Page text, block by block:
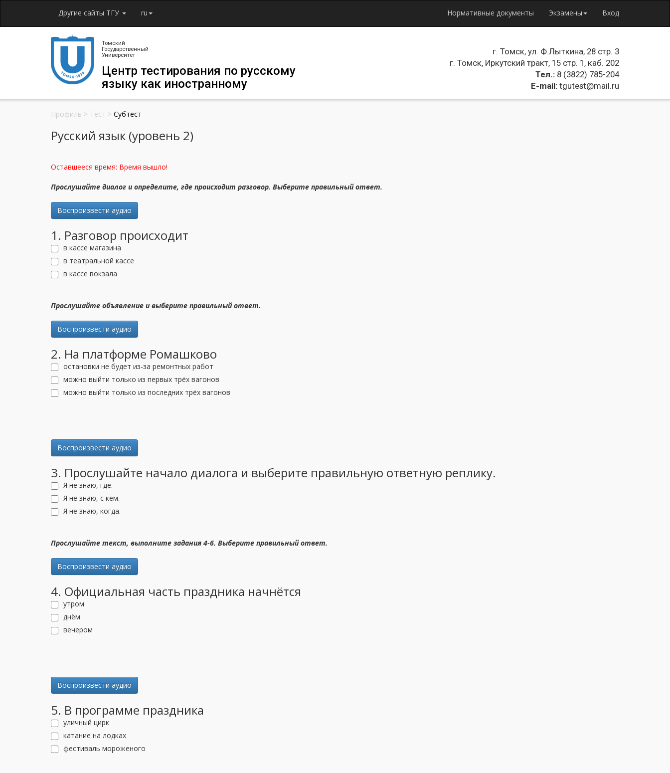
Другие сайты ТГУ ru Нормативные документы Экзамены Вход
Томский
Государственный
Университет
Центр тестирования по русскому
языку как иностранному
г. Томск, ул. Ф.Лыткина, 28 стр. 3
г. Томск, Иркутский тракт, 15 стр. 1, каб. 202
Тел.: 8 (3822) 785-204
E-mail: tgutest@mail.ru
Профиль > Тест > Субтест
Русский язык (уровень 2)
Оставшееся время: Время вышло!
Прослушайте диалог и определите, где происходит разговор. Выберите правильный ответ.
Воспроизвести аудио
1. Разговор происходит
в кассе магазина
в театральной кассе
в кассе вокзала
Прослушайте объявление и выберите правильный ответ.
Воспроизвести аудио
2. На платформе Ромашково
остановки не будет из-за ремонтных работ
можно выйти только из первых трёх вагонов
можно выйти только из последних трёх вагонов
Воспроизвести аудио
3. Прослушайте начало диалога и выберите правильную ответную реплику.
Я не знаю, где.
Я не знаю, с кем.
Я не знаю, когда.
Прослушайте текст, выполните задания 4-6. Выберите правильный ответ.
Воспроизвести аудио
4. Официальная часть праздника начнётся
утром
днём
вечером
Воспроизвести аудио
5. В программе праздника
уличный цирк
катание на лодках
фестиваль мороженого